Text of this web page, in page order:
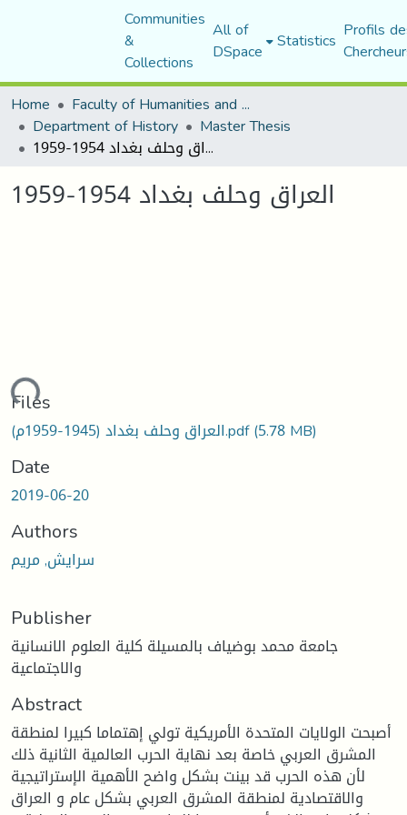
Communities
&
Collections
All of
DSpace Statistics Profils
Home
Faculty of Humanities and Social Sciences
Department of History Master Thesis
العراق وحلف بغداد 1954-1959
العراق وحلف بغداد 1954-1959
Files
العراق وحلف بغداد (1945-1959م).pdf(5.78 MB)
Date
2019-06-20
Authors
سرايش, مريم
Publisher
جامعة محمد بوضياف بالمسيلة كلية العلوم الانسانية
والاجتماعية
Abstract
أصبحت الولايات المتحدة الأمريكية تولي إهتماما كبيرا لمنطقة
المشرق العربي خاصة بعد نهاية الحرب العالمية الثانية ذلك
لأن هذه الحرب قد بينت بشكل واضح الأهمية الإستراتيجية
والاقتصادية لمنطقة المشرق العربي بشكل عام و العراق